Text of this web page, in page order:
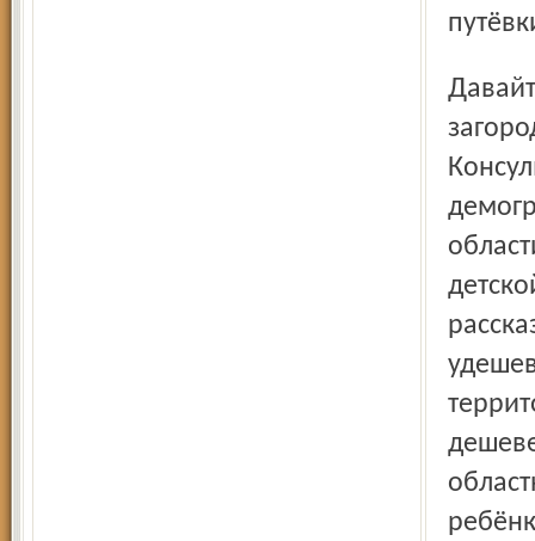
Давайте посчитаем, во сколько же обойдётся путёвка в